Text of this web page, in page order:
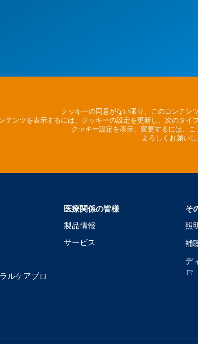
クッキーの同意がない限り、このコンテン
テンツを表示するには、クッキーの設定を更新し、次のタイ
クッキー設定を表示、変更するには、
よろしくお願いし
ルケアブロ
医療関係の皆様
製品情報
サービス
そ
照
補
デ